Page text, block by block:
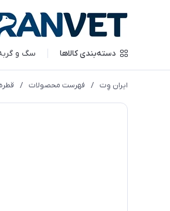
دسته‌بندی کالاها سگ و
ایران وِت / فهرست محصولات /